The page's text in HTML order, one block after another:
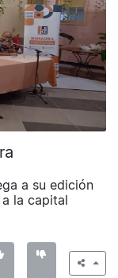
a su edición
la capital